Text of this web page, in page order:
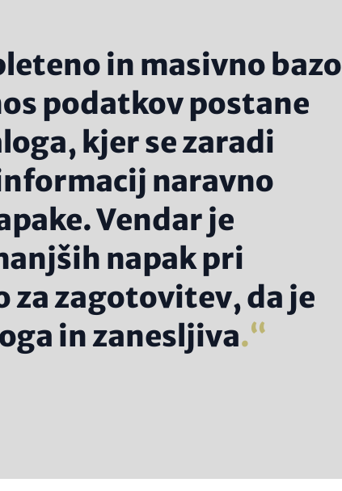
in masivno bazo
podatkov postane
kjer se zaradi
naravno
Vendar je
napak pri
za zagotovitev, da je
in zanesljiva.